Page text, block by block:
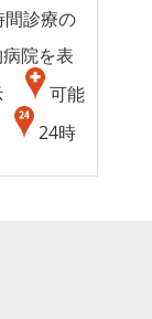
間診療の
院を表
可能
24時